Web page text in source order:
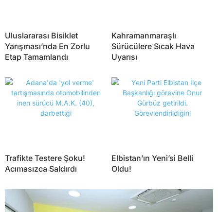
Uluslararası Bisiklet
Yarışması’nda En Zorlu
Etap Tamamlandı
Kahramanmaraşlı
Sürücülere Sıcak Hava
Uyarısı
Trafikte Testere Şoku!
Acımasızca Saldırdı
Elbistan’ın Yeni’si Belli
Oldu!